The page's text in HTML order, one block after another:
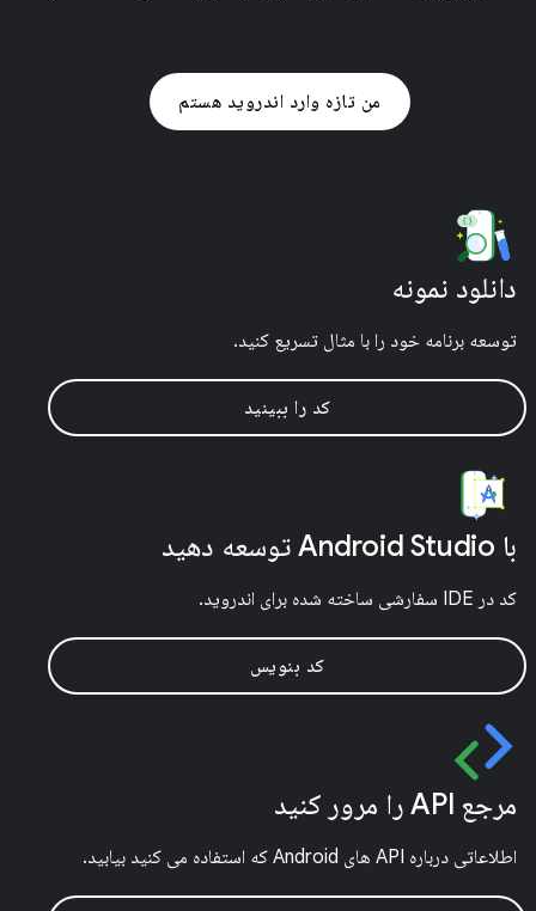
من تازه وارد اندروید هستم
دانلود نمونه
توسعه برنامه خود را با مثال تسریع کنید.
کد را ببینید
با Android Studio توسعه دهید
کد در IDE سفارشی ساخته شده برای اندروید.
کد بنویس
مرجع API را مرور کنید
اطلاعاتی درباره API های Android که استفاده می کنید بیابید.